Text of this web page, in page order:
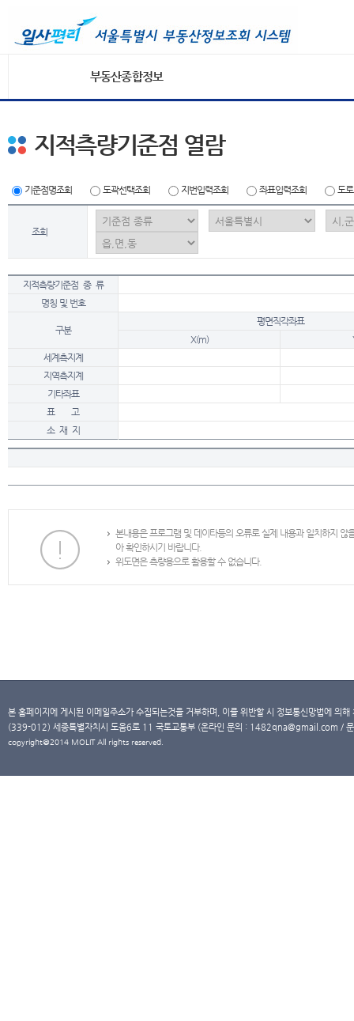
부동산종합정보
지적측량기준점 열람
기준점명조회 도곽선택조회 지번입력조회 좌표입력조회 도
조회
지적측량기준점 종 류
명칭 및 번호
구분
평면직각좌표
X(m)
세계측지계
지역측지계
기타좌표
표 고
소 재 지
본내용은 프로그램 및 데이타등의 오류로 실제 내용과 일치하지
아 확인하시기 바랍니다.
위도면은 측량용으로 활용할 수 없습니다.
본 홈페이지에 게시된 이메일주소가 수집되는것을 거부하며, 이를 위반할 시 정보통신망법에 의
(339-012) 세종특별자치시 도움6로 11 국토교통부 (온라인 문의 : 1482qna@gmail.com /
copyright@2014 MOLIT All rights reserved.